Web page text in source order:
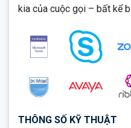
kia của cuộc gọi – bất kể
THÔNG SỐ KỸ THUẬT